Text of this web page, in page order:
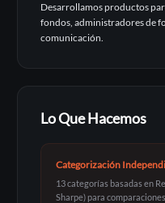
Desarrollamos productos
fondos, administradores de
comunicación.
Lo Que Hacemos
Categorización
13 categorías basadas en
Sharpe) para